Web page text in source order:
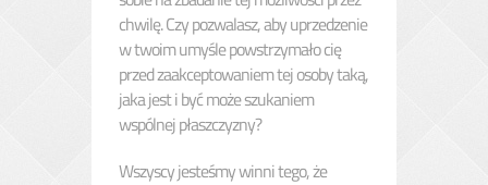
chwilę. Czy pozwalasz, aby uprzedzenie
w twoim umyśle powstrzymało cię
przed zaakceptowaniem tej osoby taką,
jaka jest i być może szukaniem
wspólnej płaszczyzny?
Wszyscy jesteśmy winni tego, że